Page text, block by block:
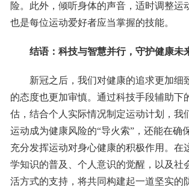
险。此外，倾听身体的声音，适时调整运
也是每位运动爱好者应当掌握的技能。
结语：科技与智慧并行，守护健康未
新冠之后，我们对健康的追求更加细
的态度也更加审慎。通过科技手段辅助下
估，结合个人实际情况制定运动计划，我
运动成为健康风险的“导火索”，还能在确
充分发挥运动对身心健康的积极作用。在
学知识的普及、个人意识的觉醒，以及社
活方式的支持，将共同构建起一道坚实的